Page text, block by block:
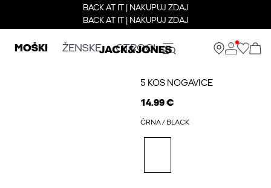
BACK AT IT | NAKUPUJ ZDAJ
BACK AT IT | NAKUPUJ ZDAJ
MOŠKI ŽENSKE OTROCI
5 KOS NOGAVICE
14.99 €
ČRNA / BLACK